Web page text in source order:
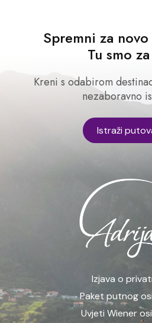
Spremni za
Tu smo
Kreni s odabirom
nezaboravno
Istraži
Izjava o
Paket putnog
Uvjeti Wiener